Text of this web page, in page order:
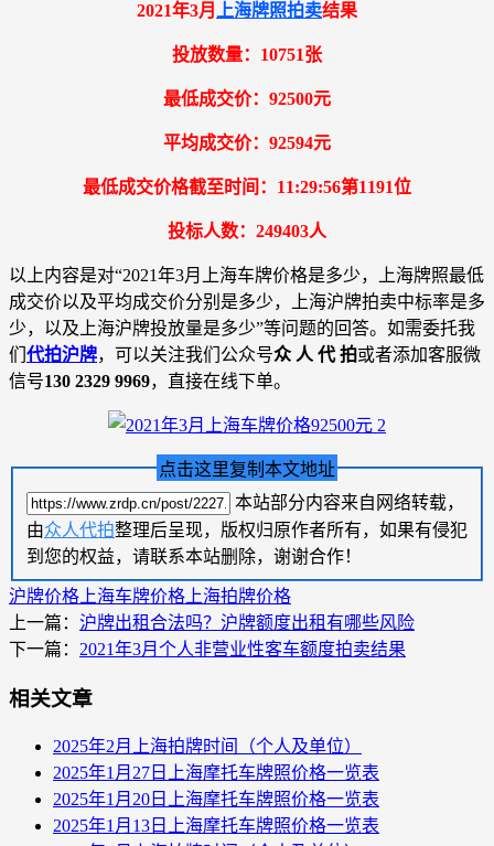
2021年3月 上海牌照拍卖结果
投放数量：10751张
最低成交价：92500元
平均成交价：92594元
最低成交价格截至时间：11:29:56第1191位
投标人数：249403人
以上内容是对“2021年3月上海车牌价格是多少，上海牌照最低
成交价以及平均成交价分别是多少，上海沪牌拍卖中标率是多
少，以及上海沪牌投放量是多少”等问题的回答。如需委托我
们 代拍沪牌，可以关注我们公众号众 人 代 拍或者添加客服微
信号130 2329 9969，直接在线下单。
点击这里复制本文地址
本站部分内容来自网络转载，
由众人代拍整理后呈现，版权归原作者所有，如果有侵犯
到您的权益，请联系本站删除，谢谢合作！
沪牌价格 上海车牌价格 上海拍牌价格
上一篇： 沪牌出租合法吗？沪牌额度出租有哪些风险
下一篇： 2021年3月个人非营业性客车额度拍卖结果
相关文章
2025年2月上海拍牌时间（个人及单位）
2025年1月27日上海摩托车牌照价格一览表
2025年1月20日上海摩托车牌照价格一览表
2025年1月13日上海摩托车牌照价格一览表